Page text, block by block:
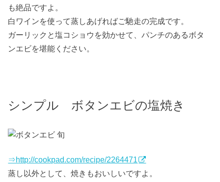
も絶品ですよ。
白ワインを使って蒸しあげればご馳走の完成です。
ガーリックと塩コショウを効かせて、パンチのあるボタ
ンエビを堪能ください。
シンプル ボタンエビの塩焼き
⇒http://cookpad.com/recipe/2264471
蒸し以外として、焼きもおいしいですよ。